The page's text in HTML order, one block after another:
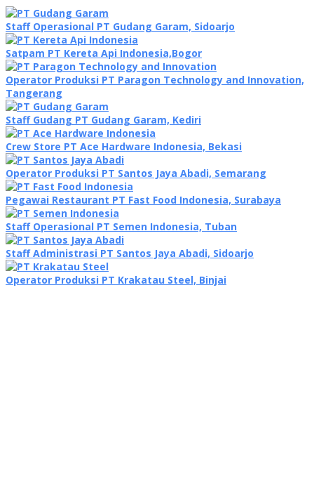
Staff Operasional PT Gudang Garam, Sidoarjo
Satpam PT Kereta Api Indonesia,Bogor
Operator Produksi PT Paragon Technology and Innovation,
Tangerang
Staff Gudang PT Gudang Garam, Kediri
Crew Store PT Ace Hardware Indonesia, Bekasi
Operator Produksi PT Santos Jaya Abadi, Semarang
Pegawai Restaurant PT Fast Food Indonesia, Surabaya
Staff Operasional PT Semen Indonesia, Tuban
Staff Administrasi PT Santos Jaya Abadi, Sidoarjo
Operator Produksi PT Krakatau Steel, Binjai